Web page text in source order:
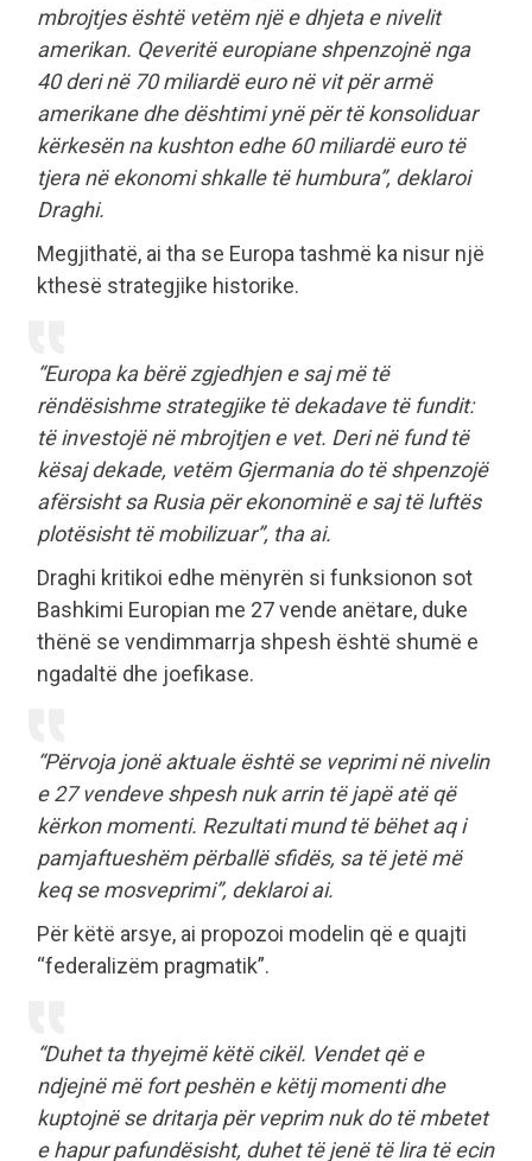
mbrojtjes është vetëm një e dhjeta e nivelit
amerikan. Qeveritë europiane shpenzojnë nga
40 deri në 70 miliardë euro në vit për armë
amerikane dhe dështimi ynë për të konsoliduar
kërkesën na kushton edhe 60 miliardë euro të
tjera në ekonomi shkalle të humbura”, deklaroi
Draghi.
Megjithatë, ai tha se Europa tashmë ka nisur një
kthesë strategjike historike.
“Europa ka bërë zgjedhjen e saj më të
rëndësishme strategjike të dekadave të fundit:
të investojë në mbrojtjen e vet. Deri në fund të
kësaj dekade, vetëm Gjermania do të shpenzojë
afërsisht sa Rusia për ekonominë e saj të luftës
plotësisht të mobilizuar”, tha ai.
Draghi kritikoi edhe mënyrën si funksionon sot
Bashkimi Europian me 27 vende anëtare, duke
thënë se vendimmarrja shpesh është shumë e
ngadaltë dhe joefikase.
“Përvoja jonë aktuale është se veprimi në nivelin
e 27 vendeve shpesh nuk arrin të japë atë që
kërkon momenti. Rezultati mund të bëhet aq i
pamjaftueshëm përballë sfidës, sa të jetë më
keq se mosveprimi”, deklaroi ai.
Për këtë arsye, ai propozoi modelin që e quajti
“federalizëm pragmatik”.
“Duhet ta thyejmë këtë cikël. Vendet që e
ndjejnë më fort peshën e këtij momenti dhe
kuptojnë se dritarja për veprim nuk do të mbetet
e hapur pafundësisht, duhet të jenë të lira të ecin